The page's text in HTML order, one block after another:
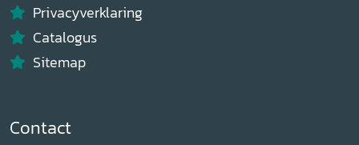
Privacyverklaring
Catalogus
Sitemap
Contact